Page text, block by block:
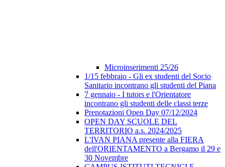
Microinserimenti 25/26
1/15 febbraio - Gli ex studenti del Socio
Sanitario incontrano gli studenti del Piana
7 gennaio - I tutors e l'Orientatore
incontrano gli studenti delle classi terze
Prenotazioni Open Day 07/12/2024
OPEN DAY SCUOLE DEL
TERRITORIO a.s. 2024/2025
L'IVAN PIANA presente alla FIERA
dell'ORIENTAMENTO a Bergamo il 29 e
30 Novembre